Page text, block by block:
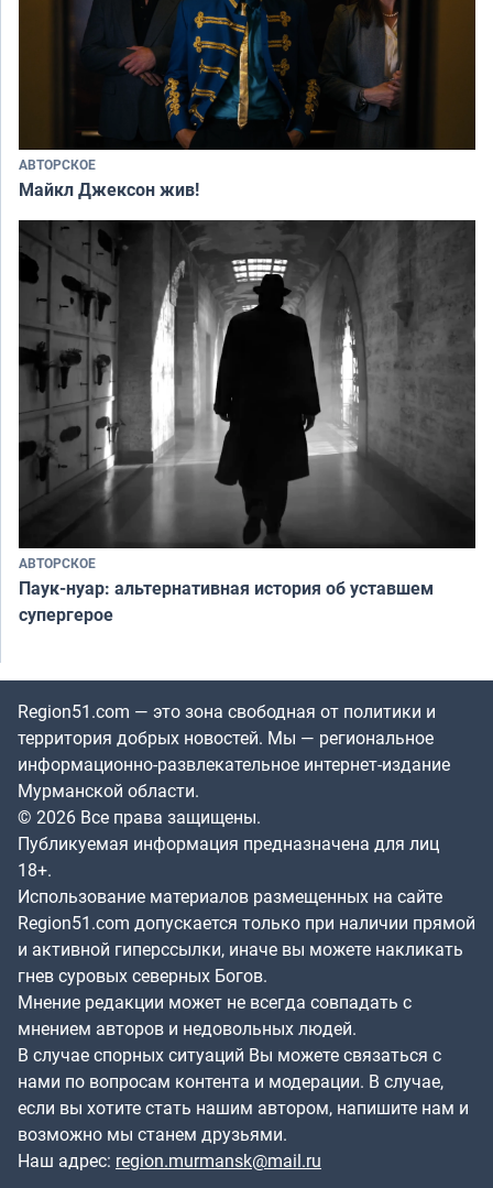
АВТОРСКОЕ
Майкл Джексон жив!
АВТОРСКОЕ
Паук-нуар: альтернативная история об уставшем
супергерое
Region51.com — это зона свободная от политики и
территория добрых новостей. Мы — региональное
информационно-развлекательное интернет-издание
Мурманской области.
© 2026 Все права защищены.
Публикуемая информация предназначена для лиц
18+.
Использование материалов размещенных на сайте
Region51.com допускается только при наличии прямой
и активной гиперссылки, иначе вы можете накликать
гнев суровых северных Богов.
Мнение редакции может не всегда совпадать с
мнением авторов и недовольных людей.
В случае спорных ситуаций Вы можете связаться с
нами по вопросам контента и модерации. В случае,
если вы хотите стать нашим автором, напишите нам и
возможно мы станем друзьями.
Наш адрес: region.murmansk@mail.ru